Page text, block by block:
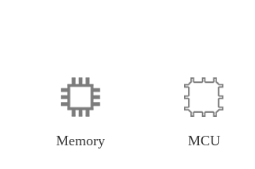
Memory MCU